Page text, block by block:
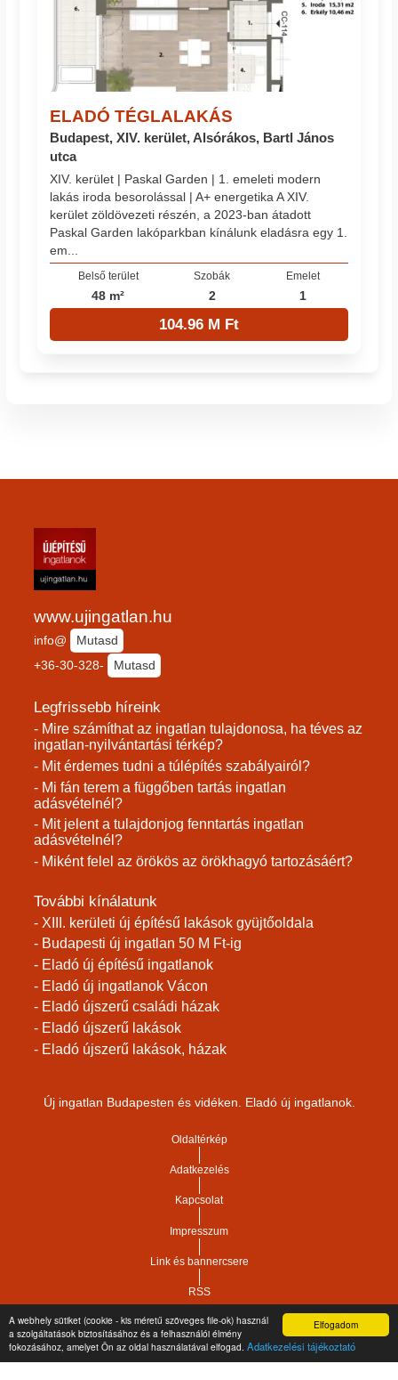
Elfogadom
A webhely sütiket (cookie - kis méretű szöveges file-ok) használ
a szolgáltatások biztosításához és a felhasználói élmény
fokozásához, amelyet Ön az oldal használatával elfogad. Adatkezelési tájékoztató
ELADÓ TÉGLALAKÁS
Budapest, XIV. kerület, Alsórákos, Bartl János
utca
XIV. kerület | Paskal Garden | 1. emeleti modern
lakás iroda besorolással | A+ energetika A XIV.
kerület zöldövezeti részén, a 2023-ban átadott
Paskal Garden lakóparkban kínálunk eladásra egy 1.
em...
Belső terület
48 m²
Szobák
2
Emelet
1
104.96 M Ft
www.ujingatlan.hu
info@
Mutasd
+36-30-328-
Mutasd
Legfrissebb híreink
- Mire számíthat az ingatlan tulajdonosa, ha téves az
ingatlan-nyilvántartási térkép?
- Mit érdemes tudni a túlépítés szabályairól?
- Mi fán terem a függőben tartás ingatlan
adásvételnél?
- Mit jelent a tulajdonjog fenntartás ingatlan
adásvételnél?
- Miként felel az örökös az örökhagyó tartozásáért?
További kínálatunk
- XIII. kerületi új építésű lakások gyüjtőoldala
- Budapesti új ingatlan 50 M Ft-ig
- Eladó új építésű ingatlanok
- Eladó új ingatlanok Vácon
- Eladó újszerű családi házak
- Eladó újszerű lakások
- Eladó újszerű lakások, házak
Új ingatlan Budapesten és vidéken. Eladó új ingatlanok.
Oldaltérkép
Adatkezelés
Kapcsolat
Impresszum
Link és bannercsere
RSS
Copyright © 2021.Vár-Köz Kft. - Ingatlan nyilvántartó, ügyviteli és
adminisztrációs szoftver